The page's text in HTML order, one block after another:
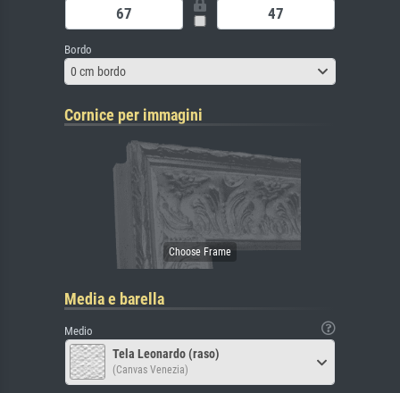
Bordo
0 cm bordo
Cornice per immagini
Media e barella
Medio
Tela Leonardo (raso)
(Canvas Venezia)